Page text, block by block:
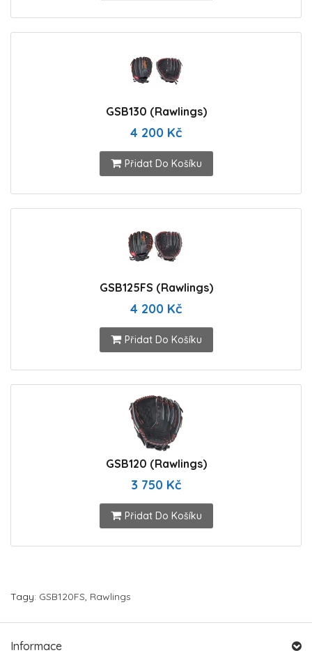
GSB130 (Rawlings)
4 200 Kč
Přidat Do Košíku
GSB125FS (Rawlings)
4 200 Kč
Přidat Do Košíku
GSB120 (Rawlings)
3 750 Kč
Přidat Do Košíku
Tagy: GSB120FS, Rawlings
Informace